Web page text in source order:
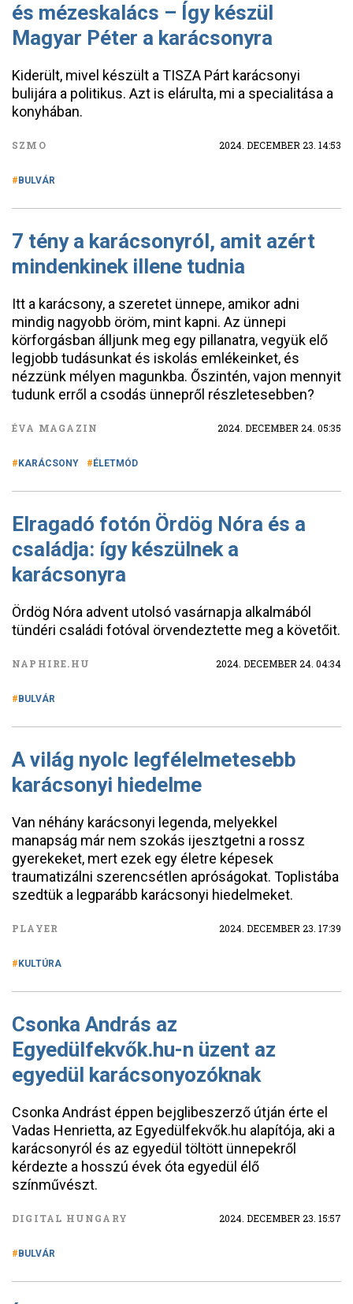
és mézeskalács – Így készül
Magyar Péter a karácsonyra
Kiderült, mivel készült a TISZA Párt karácsonyi
bulijára a politikus. Azt is elárulta, mi a specialitása a
konyhában.
SZMO 2024. DECEMBER 23. 14:53
BULVÁR
7 tény a karácsonyról, amit azért
mindenkinek illene tudnia
Itt a karácsony, a szeretet ünnepe, amikor adni
mindig nagyobb öröm, mint kapni. Az ünnepi
körforgásban álljunk meg egy pillanatra, vegyük elő
legjobb tudásunkat és iskolás emlékeinket, és
nézzünk mélyen magunkba. Őszintén, vajon mennyit
tudunk erről a csodás ünnepről részletesebben?
ÉVA MAGAZIN 2024. DECEMBER 24. 05:35
KARÁCSONY ÉLETMÓD
Elragadó fotón Ördög Nóra és a
családja: így készülnek a
karácsonyra
Ördög Nóra advent utolsó vasárnapja alkalmából
tündéri családi fotóval örvendeztette meg a követőit.
NAPHIRE.HU 2024. DECEMBER 24. 04:34
BULVÁR
A világ nyolc legfélelmetesebb
karácsonyi hiedelme
Van néhány karácsonyi legenda, melyekkel
manapság már nem szokás ijesztgetni a rossz
gyerekeket, mert ezek egy életre képesek
traumatizálni szerencsétlen apróságokat. Toplistába
szedtük a legparább karácsonyi hiedelmeket.
PLAYER 2024. DECEMBER 23. 17:39
KULTÚRA
Csonka András az
Egyedülfekvők.hu-n üzent az
egyedül karácsonyozóknak
Csonka Andrást éppen bejglibeszerző útján érte el
Vadas Henrietta, az Egyedülfekvők.hu alapítója, aki a
karácsonyról és az egyedül töltött ünnepekről
kérdezte a hosszú évek óta egyedül élő
színművészt.
DIGITAL HUNGARY 2024. DECEMBER 23. 15:57
BULVÁR